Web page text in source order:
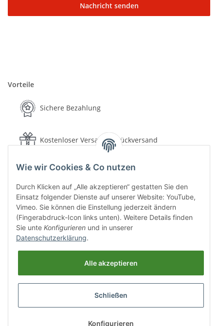
Nachricht senden
Vorteile
Sichere Bezahlung
Kostenloser Versand & Rückversand
Schnelle Lieferung
30 Tage Rückgaberecht
Sichere Bezahlung
Gesetzliche Informationen
* Alle Preise inkl. gesetzlicher USt., zzgl.Versand
Wie wir Cookies & Co nutzen
Durch Klicken auf „Alle akzeptieren“ gestatten Sie den
Einsatz folgender Dienste auf unserer Website: YouTube,
Vimeo. Sie können die Einstellung jederzeit ändern
(Fingerabdruck-Icon links unten). Weitere Details finden
Sie unte Konfigurieren und in unserer
Datenschutzerklärung.
Alle akzeptieren
Schließen
Konfigurieren